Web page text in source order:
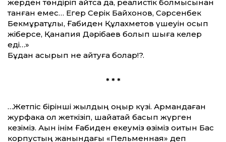
жерден төндіріп айтса да, реалистік болмысынан
танған емес… Егер Серік Байхонов, Сәрсенбек
Бекмұратұлы, Ғабиден Құлахметов үшеуін қосып
жіберсе, Қанапия Дәрібаев болып шыға келер
еді…»
Бұдан асырып не айтуға болар!?.
* * *
…Жетпіс бірінші жылдың қоңыр күзі. Армандаған
журфакқа қол жеткізіп, шайқақтай басып жүрген
кезіміз. Ақын інім Ғабиден екеуміз өзіміз оқитын Бас
корпустың жанындағы «Пельменная» деп